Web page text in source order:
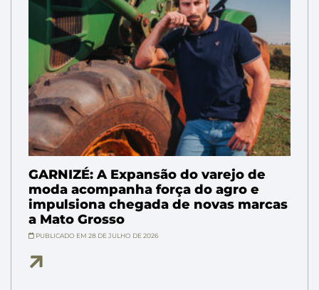
GARNIZÉ: A Expansão do varejo de
moda acompanha força do agro e
impulsiona chegada de novas marcas
a Mato Grosso
PUBLICADO EM 28 DE JULHO DE 2026